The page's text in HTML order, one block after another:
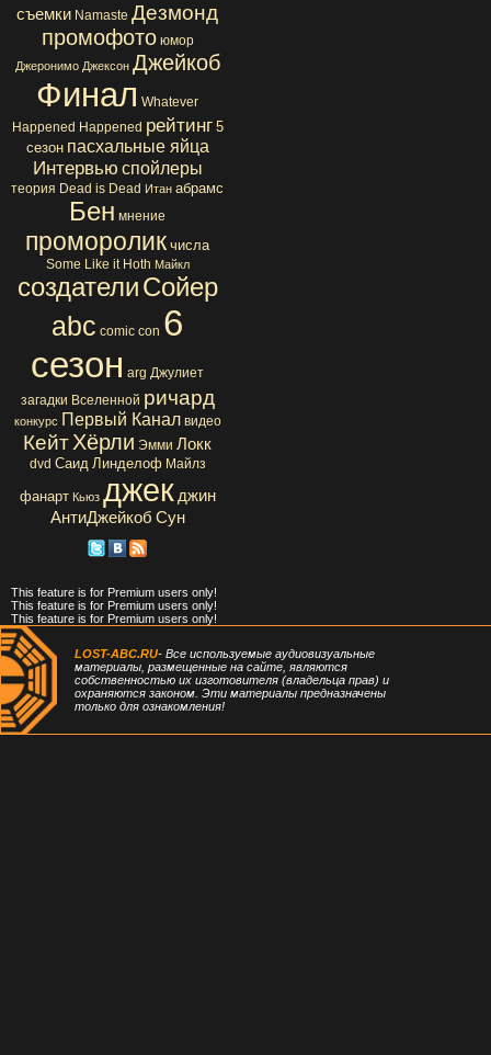
съемки Namaste Дезмонд
промофото юмор
Джеронимо Джексон Джейкоб
Финал Whatever
Happened Happened рейтинг 5
сезон пасхальные яйца
Интервью спойлеры
теория Dead is Dead Итан абрамс
Бен мнение
проморолик числа
Some Like it Hoth Майкл
создателиСойер
abc comic con 6
сезон arg Джулиет
загадки Вселенной ричард
конкурс Первый Канал видео
КейтХёрли Эмми Локк
dvd Саид Линделоф Майлз
фанарт Кьюз джек джин
АнтиДжейкоб Сун
This feature is for Premium users only!
This feature is for Premium users only!
This feature is for Premium users only!
LOST-ABC.RU- Все используемые аудиовизуальные
материалы, размещенные на сайте, являются
собственностью их изготовителя (владельца прав) и
охраняются законом. Эти материалы предназначены
только для ознакомления!